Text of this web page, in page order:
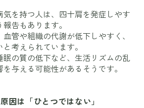
を持つ人は、四十肩を発症しやす
告もあります。
管や組織の代謝が低下しやすく、
考えられています。
眠の質の低下など、生活リズムの乱
与える可能性があるそうです。
因は「ひとつではない」